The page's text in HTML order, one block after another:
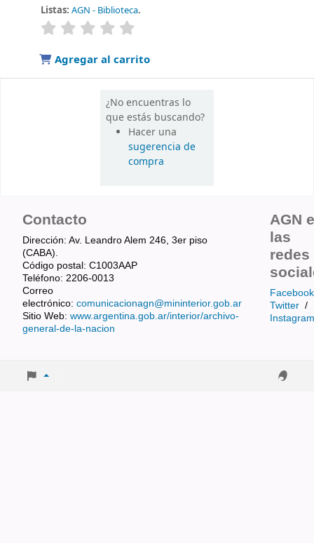
Listas: AGN - Biblioteca.
valoración
Agregar al carrito
¿No encuentras lo
que estás buscando?
Hacer una
sugerencia de
compra
Contacto
Dirección: Av. Leandro Alem 246, 3er piso
(CABA).
Código postal: C1003AAP
Teléfono: 2206-0013
Correo
electrónico: comunicacionagn@mininterior.gob.ar
Sitio Web: www.argentina.gob.ar/interior/archivo-
general-de-la-nacion
AGN
las
redes
Facebook
Twitter /
Instagram